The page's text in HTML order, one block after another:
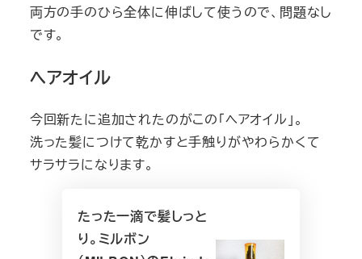
両方の手のひら全体に伸ばして使うので、問題なし
です。
ヘアオイル
今回新たに追加されたのがこの「ヘアオイル」。
洗った髪につけて乾かすと手触りがやわらかくて
サラサラになります。
たった一滴で髪しっと
り。ミルボン